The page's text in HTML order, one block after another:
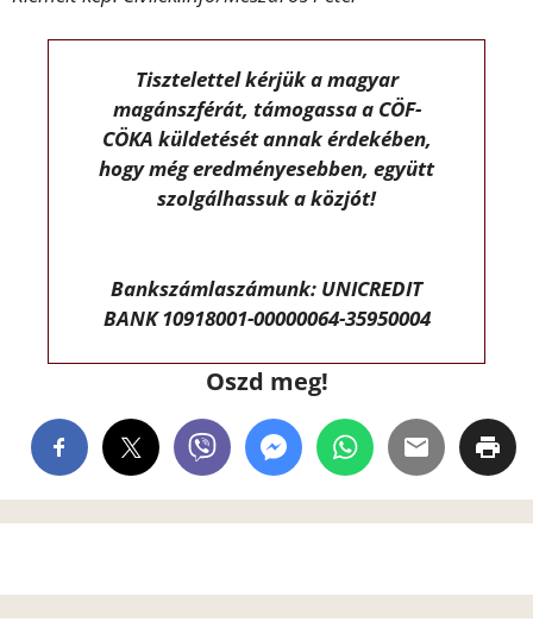
Tisztelettel kérjük a magyar
magánszférát, támogassa a CÖF-
CÖKA küldetését annak érdekében,
hogy még eredményesebben, együtt
szolgálhassuk a közjót!
Bankszámlaszámunk: UNICREDIT
BANK 10918001-00000064-35950004
Oszd meg!